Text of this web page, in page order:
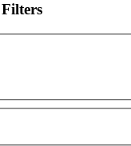
Filters